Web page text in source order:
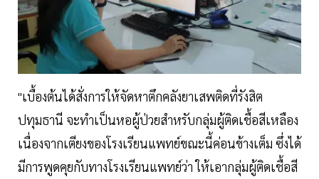
"เบื้องต้นได้สั่งการให้จัดหาตึกคลังยาเสพติดที่รังสิต
ปทุมธานี จะทำเป็นหอผู้ป่วยสำหรับกลุ่มผู้ติดเชื้อสีเหลือง
เนื่องจากเตียงของโรงเรียนแพทย์ขณะนี้ค่อนข้างเต็ม ซึ่งได้
มีการพูดคุยกับทางโรงเรียนแพทย์ว่า ให้เอากลุ่มผู้ติดเชื้อสี